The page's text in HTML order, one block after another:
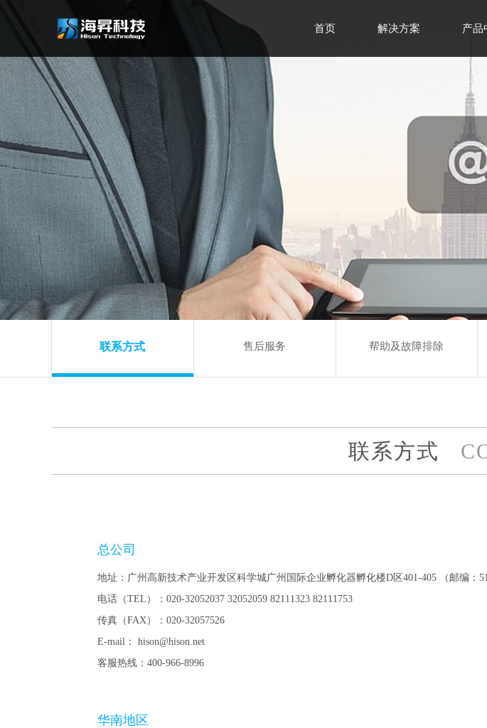
首页 解决方案 产品
联系方式 售后服务 帮助及故障排除
联系方式
总公司
地址：广州高新技术产业开发区科学城广州国际企业孵化器孵化楼D区401-405 （邮编：
电话（TEL）：020-32052037 32052059 82111323 82111753
传真（FAX）：020-32057526
E-mail： hison@hison.net
客服热线：400-966-8996
华南地区